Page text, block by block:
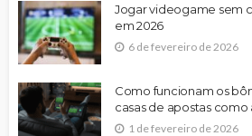
Jogar videogame sem
em 2026
6 de fevereiro de 2026
Como funcionam os
casas de apostas como
1 de fevereiro de 2026